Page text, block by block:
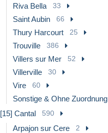
Riva Bella 33
Saint Aubin 66
Thury Harcourt 25
Trouville 386
Villers sur Mer 52
Villerville 30
Vire 60
Sonstige & Ohne Zuordnung
[15] Cantal 590
Arpajon sur Cere 2